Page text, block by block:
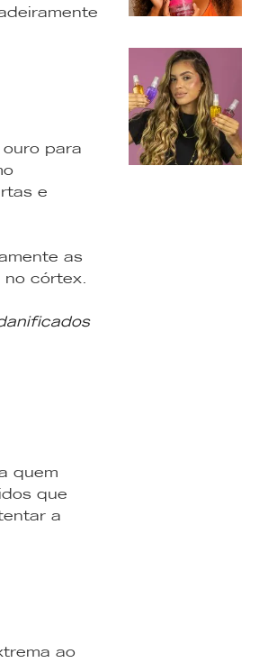
para
e
as
no córtex.
quem
que
a
ao